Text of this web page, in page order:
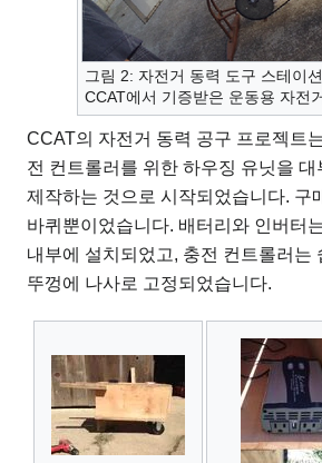
그림 2: 자전거 동력 도구 스테이
CCAT에서 기증받은 운동용 자전
CCAT의 자전거 동력 공구 프로젝트
전 컨트롤러를 위한 하우징 유닛을
제작하는 것으로 시작되었습니다. 구
바퀴뿐이었습니다. 배터리와 인버터
내부에 설치되었고, 충전 컨트롤러는
뚜껑에 나사로 고정되었습니다.